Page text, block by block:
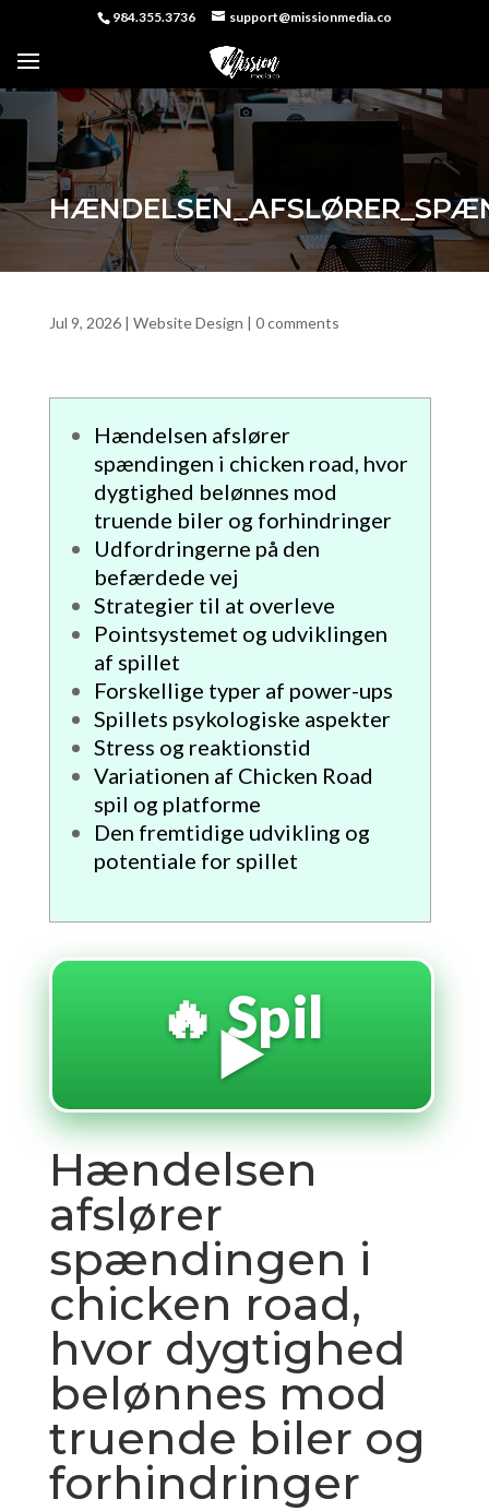
984.355.3736 support@missionmedia.co
Jul 9, 2026| Website Design | 0 comments
Hændelsen afslører
spændingen i chicken road, hvor
dygtighed belønnes mod
truende biler og forhindringer
Udfordringerne på den
befærdede vej
Strategier til at overleve
Pointsystemet og udviklingen
af spillet
Forskellige typer af power-ups
Spillets psykologiske aspekter
Stress og reaktionstid
Variationen af Chicken Road
spil og platforme
Den fremtidige udvikling og
potentiale for spillet
🔥 Spil
▶️
Hændelsen
afslører
spændingen i
chicken road,
hvor dygtighed
belønnes mod
truende biler og
forhindringer